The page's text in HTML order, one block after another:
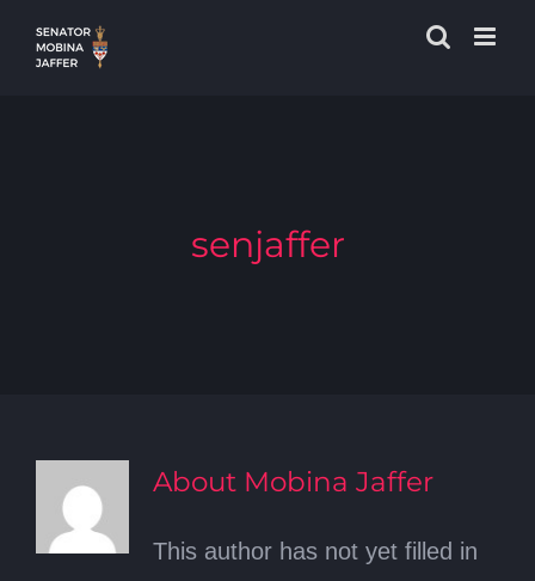
senjaffer
About Mobina Jaffer
This author has not yet filled in